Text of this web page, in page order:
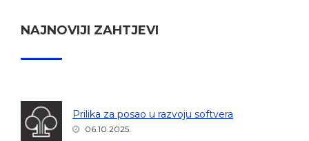
NAJNOVIJI ZAHTJEVI
Prilika za posao u razvoju softvera
06.10.2025.